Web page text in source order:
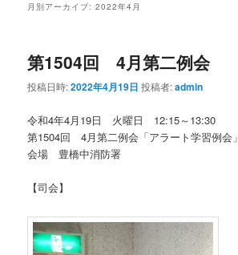
月別アーカイブ:2022年4月
第1504回 4月第二例会
投稿日時:2022年4月19日 投稿者:admin
令和4年4月19日 火曜日 12:15～13:30
第1504回 4月第二例会「アラート学習例会」
会場 豊橋中消防署
【司会】